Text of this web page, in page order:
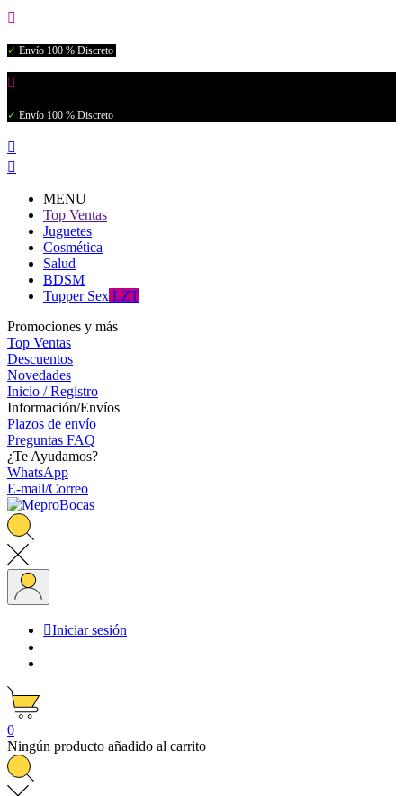

✓ Envío 100 % Discreto

✓ Envío 100 % Discreto


MENU
Top Ventas
Juguetes
Cosmética
Salud
BDSM
Tupper Sex LZT
Promociones y más
Top Ventas
Descuentos
Novedades
Inicio / Registro
Información/Envíos
Plazos de envío
Preguntas FAQ
¿Te Ayudamos?
WhatsApp
E-mail/Correo
Iniciar sesión
0
Ningún producto añadido al carrito